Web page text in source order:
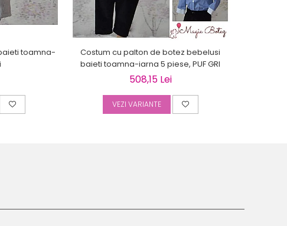
toamna-
Costum cu palton de botez bebelusi
baieti toamna-iarna 5 piese, PUF GRI
508,15 Lei
VEZI VARIANTE